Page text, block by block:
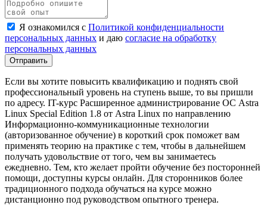
Я ознакомился с Политикой конфиденциальности
персональных данных и даю согласие на обработку
персональных данных
Отправить
Если вы хотите повысить квалификацию и поднять свой
профессиональный уровень на ступень выше, то вы пришли
по адресу. IT-курс Расширенное администрирование ОС Astra
Linux Special Edition 1.8 от Astra Linux по направлению
Информационно-коммуникационные технологии
(авторизованное обучение) в короткий срок поможет вам
применять теорию на практике с тем, чтобы в дальнейшем
получать удовольствие от того, чем вы занимаетесь
ежедневно. Тем, кто желает пройти обучение без посторонней
помощи, доступны курсы онлайн. Для сторонников более
традиционного подхода обучаться на курсе можно
дистанционно под руководством опытного тренера.